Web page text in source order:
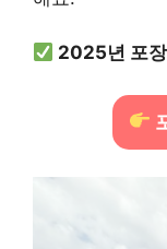
2025년 포